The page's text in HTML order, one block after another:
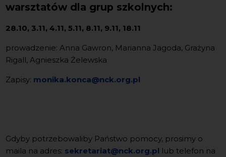
warsztatów dla grup szkolnych:
28.10, 3.11, 4.11, 5.11, 8.11, 9.11, 18.11
prowadzenie: Anna Gawron, Marianna Jagoda, Grażyna
Rigall, Agnieszka Żelewska
Zapisy: monika.konca@nck.org.pl
Gdyby potrzebowaliby Państwo pomocy, prosimy o
maila na adres: sekretariat@nck.org.pl lub telefon na